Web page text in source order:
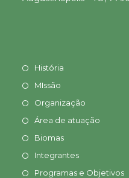
História
MIssão
Organização
Área de atuação
Biomas
Integrantes
Programas e Objetivos